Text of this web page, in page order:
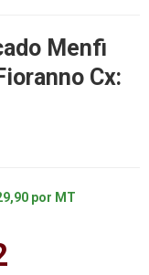
Menfi
Cx:
por MT